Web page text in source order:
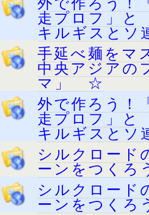
走プロフ」と
キルギスと
手延べ麺をマ
中央アジアの
マ」 ☆
外で作ろう！
走プロフ」と
キルギスと
シルクロー
ーンをつく
シルクロー
ーンをつく